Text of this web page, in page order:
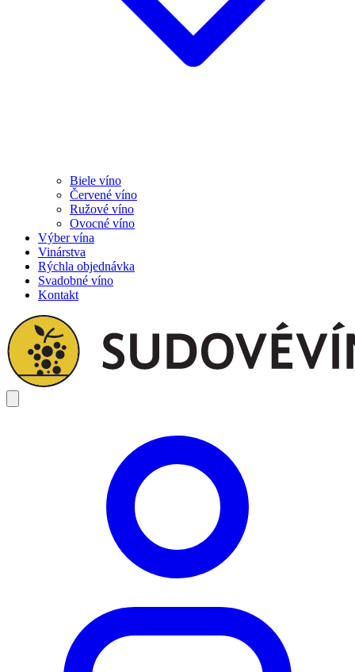
Biele víno
Červené víno
Ružové víno
Ovocné víno
Výber vína
Vinárstva
Rýchla objednávka
Svadobné víno
Kontakt